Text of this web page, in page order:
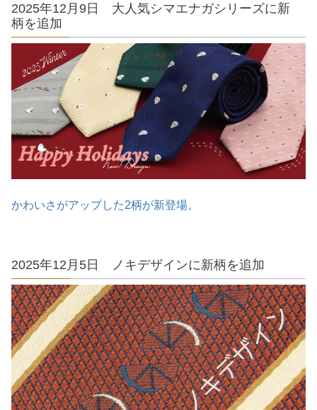
2025年12月9日 大人気シマエナガシリーズに新
柄を追加
かわいさがアップした2柄が新登場。
2025年12月5日 ノキデザインに新柄を追加